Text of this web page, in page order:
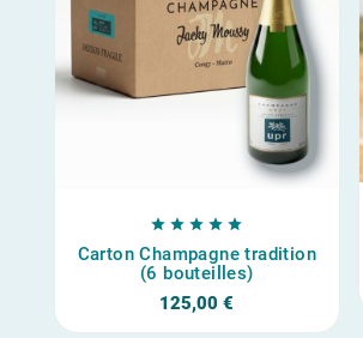
    
Carton Champagne tradition
(6 bouteilles)
125,00 €